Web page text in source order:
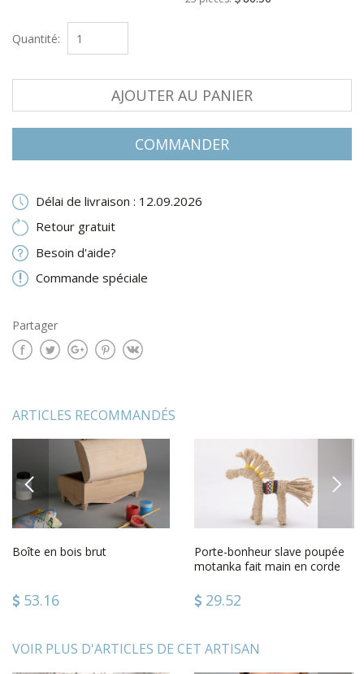
Quantité:
AJOUTER AU PANIER
COMMANDER
Délai de livraison : 12.09.2026
Retour gratuit
Besoin d'aide?
Commande spéciale
Partager
ARTICLES RECOMMANDÉS
PREVIOUS
Boîte en bois brut
53.16
Porte-bonheur slave poupée
motanka fait main en corde
29.52
NEXT
VOIR PLUS D'ARTICLES DE CET ARTISAN